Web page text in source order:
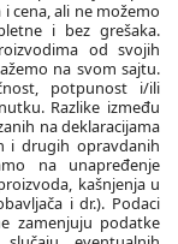
cena, ali ne možemo
i bez grešaka.
od svojih
na svom sajtu.
potpunost i/ili
Razlike između
na deklaracijama
i drugih opravdanih
na unapređenje
kašnjenja u
i dr.). Podaci
zamenjuju podatke